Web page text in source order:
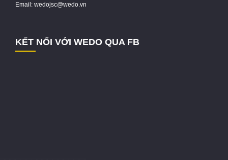
Email: wedojsc@wedo.vn
KẾT NỐI VỚI WEDO QUA FB